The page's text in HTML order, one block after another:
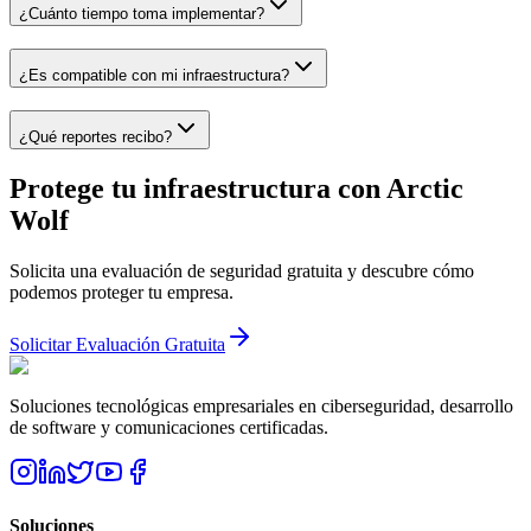
¿Cuánto tiempo toma implementar?
¿Es compatible con mi infraestructura?
¿Qué reportes recibo?
Protege tu infraestructura con Arctic
Wolf
Solicita una evaluación de seguridad gratuita y descubre cómo
podemos proteger tu empresa.
Solicitar Evaluación Gratuita
Soluciones tecnológicas empresariales en ciberseguridad, desarrollo
de software y comunicaciones certificadas.
Soluciones